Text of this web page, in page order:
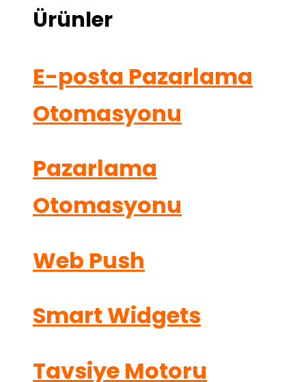
Ürünler
E-posta Pazarlama
Otomasyonu
Pazarlama
Otomasyonu
Web Push
Smart Widgets
Tavsiye Motoru